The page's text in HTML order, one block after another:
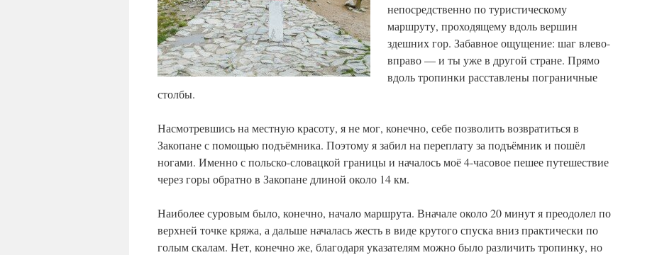
непосредственно по туристическому
маршруту, проходящему вдоль вершин
здешних гор. Забавное ощущение: шаг влево-
вправо — и ты уже в другой стране. Прямо
вдоль тропинки расставлены пограничные
столбы.
Насмотревшись на местную красоту, я не мог, конечно, себе позволить возвратиться в
Закопане с помощью подъёмника. Поэтому я забил на переплату за подъёмник и пошёл
ногами. Именно с польско-словацкой границы и началось моё 4-часовое пешее путешествие
через горы обратно в Закопане длиной около 14 км.
Наиболее суровым было, конечно, начало маршрута. Вначале около 20 минут я преодолел по
верхней точке кряжа, а дальше началась жесть в виде крутого спуска вниз практически по
голым скалам. Нет, конечно же, благодаря указателям можно было различить тропинку, но